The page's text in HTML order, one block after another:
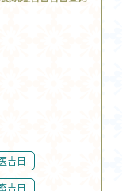
吉日
吉日